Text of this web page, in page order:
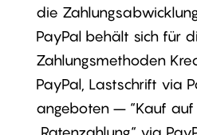
die
PayPal behält sich für
Zahlungsmethoden
PayPal, Lastschrift via
angeboten – “Kauf auf